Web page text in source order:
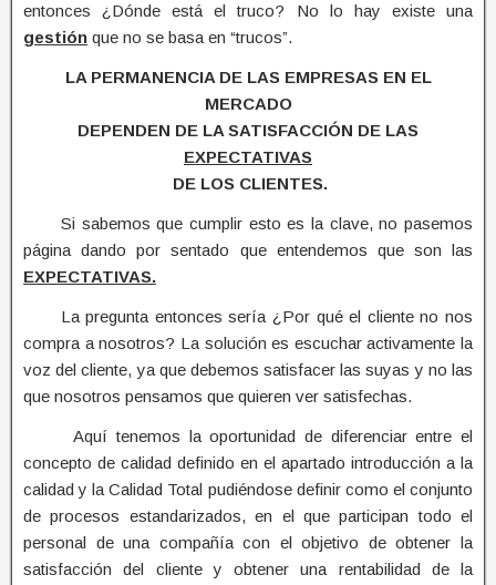
entonces ¿Dónde está el truco? No lo hay existe una
gestión que no se basa en “trucos”.
LA PERMANENCIADELAS EMPRESAS EN EL
MERCADO
DEPENDEN DE LA SATISFACCIÓN DE LAS
EXPECTATIVAS
DE LOS CLIENTES.
Si sabemos que cumplir esto es la clave, no pasemos
página dando por sentado que entendemos que son las
EXPECTATIVAS.
La pregunta entonces sería ¿Por qué el cliente no nos
compra a nosotros? La solución es escuchar activamente la
voz del cliente, ya que debemos satisfacer las suyas y no las
que nosotros pensamos que quieren ver satisfechas.
Aquí tenemos la oportunidad de diferenciar entre el
concepto de calidad definido en el apartado introducción a la
calidad y la Calidad Total pudiéndose definir como el conjunto
de procesos estandarizados, en el que participan todo el
personal de una compañía con el objetivo de obtener la
satisfacción del cliente y obtener una rentabilidad de la